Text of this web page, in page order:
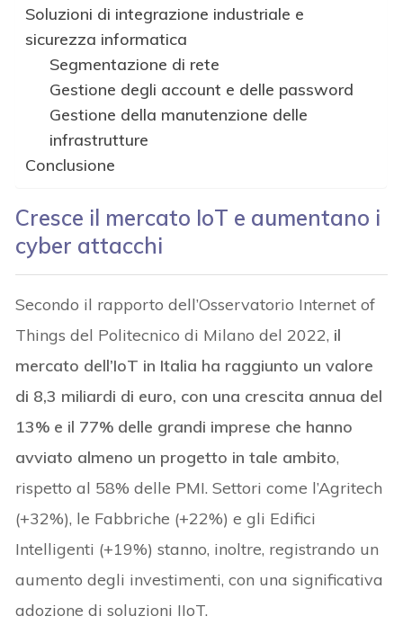
Soluzioni di integrazione industriale e
sicurezza informatica
Segmentazione di rete
Gestione degli account e delle password
Gestione della manutenzione delle
infrastrutture
Conclusione
Cresce il mercato IoT e aumentano i
cyber attacchi
Secondo il rapporto dell’Osservatorio Internet of
Things del Politecnico di Milano del 2022, il
mercato dell’IoT in Italia ha raggiunto un valore
di 8,3 miliardi di euro, con una crescita annua del
13% e il 77% delle grandi imprese che hanno
avviato almeno un progetto in tale ambito,
rispetto al 58% delle PMI. Settori come l’Agritech
(+32%), le Fabbriche (+22%) e gli Edifici
Intelligenti (+19%) stanno, inoltre, registrando un
aumento degli investimenti, con una significativa
adozione di soluzioni IIoT.